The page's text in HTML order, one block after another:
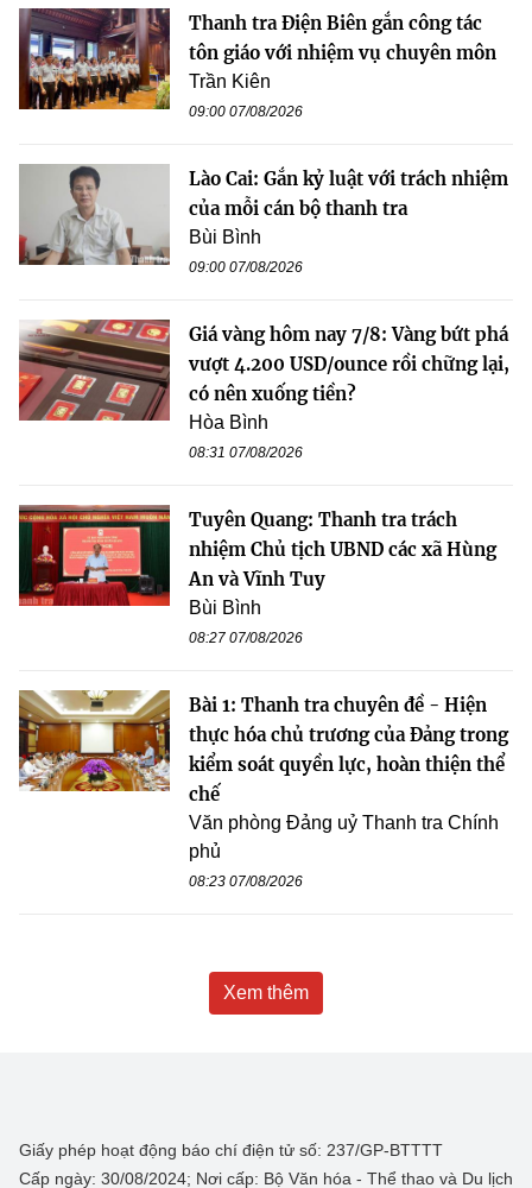
Thanh tra Điện Biên gắn công tác
tôn giáo với nhiệm vụ chuyên môn
Trần Kiên
09:00 07/08/2026
Lào Cai: Gắn kỷ luật với trách nhiệm
của mỗi cán bộ thanh tra
Bùi Bình
09:00 07/08/2026
Giá vàng hôm nay 7/8: Vàng bứt phá
vượt 4.200 USD/ounce rồi chững lại,
có nên xuống tiền?
Hòa Bình
08:31 07/08/2026
Tuyên Quang: Thanh tra trách
nhiệm Chủ tịch UBND các xã Hùng
An và Vĩnh Tuy
Bùi Bình
08:27 07/08/2026
Bài 1: Thanh tra chuyên đề - Hiện
thực hóa chủ trương của Đảng trong
kiểm soát quyền lực, hoàn thiện thể
chế
Văn phòng Đảng uỷ Thanh tra Chính
phủ
08:23 07/08/2026
Xem thêm
Giấy phép hoạt động báo chí điện tử số: 237/GP-BTTTT
Cấp ngày: 30/08/2024; Nơi cấp: Bộ Văn hóa - Thể thao và Du lịch